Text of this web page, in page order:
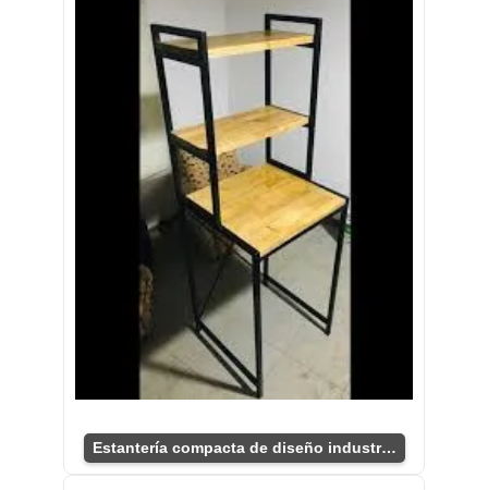
Estantería compacta de diseño industrial